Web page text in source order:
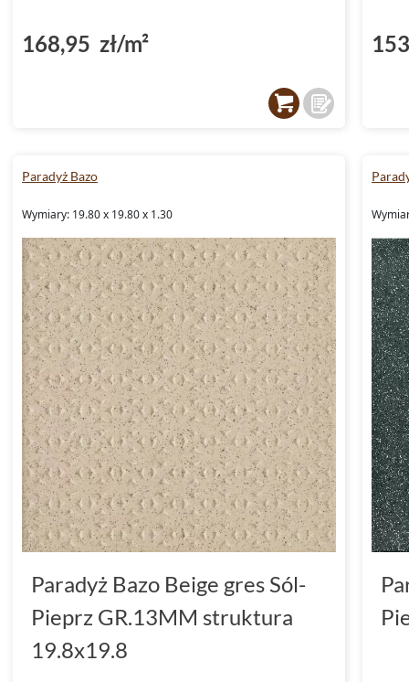
168,95 zł/m²
Paradyż Bazo
Wymiary: 19.80 x 19.80 x 1.30
Paradyż Bazo Beige gres Sól-
Pieprz GR.13MM struktura
19.8x19.8